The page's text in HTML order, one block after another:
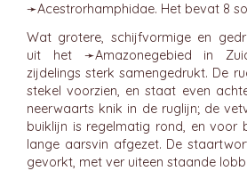
➛Acestrorhamphidae. Het bevat 8
Wat grotere, schijfvormige en
uit het ➛Amazonegebied in
zijdelings sterk samengedrukt. De
stekel voorzien, en staat even
neerwaarts knik in de ruglijn; de
buiklijn is regelmatig rond, en voor
lange aarsvin afgezet. De
gevorkt, met ver uiteen staande